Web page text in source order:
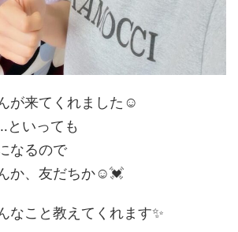
が来てくれました☺️
といっても
なるので
か、友だちか☺️💓
なこと教えてくれます✨